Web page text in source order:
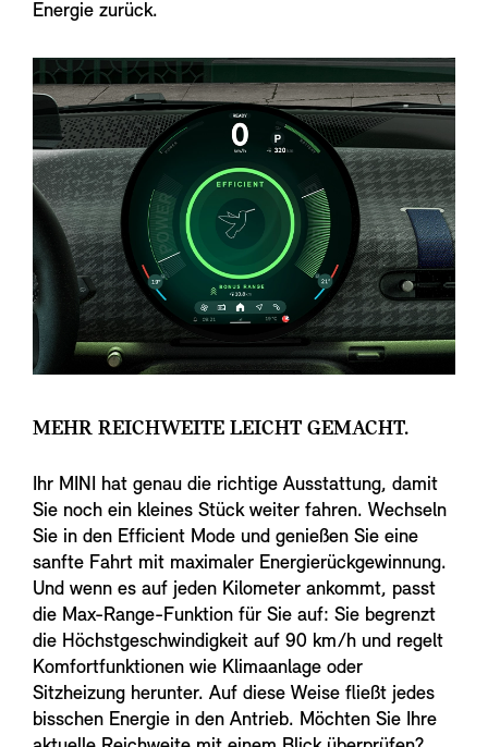
Energie zurück.
MEHR REICHWEITE LEICHT GEMACHT.
Ihr MINI hat genau die richtige Ausstattung, damit
Sie noch ein kleines Stück weiter fahren. Wechseln
Sie in den Efficient Mode und genießen Sie eine
sanfte Fahrt mit maximaler Energierückgewinnung.
Und wenn es auf jeden Kilometer ankommt, passt
die Max-Range-Funktion für Sie auf: Sie begrenzt
die Höchstgeschwindigkeit auf 90 km/h und regelt
Komfortfunktionen wie Klimaanlage oder
Sitzheizung herunter. Auf diese Weise fließt jedes
bisschen Energie in den Antrieb. Möchten Sie Ihre